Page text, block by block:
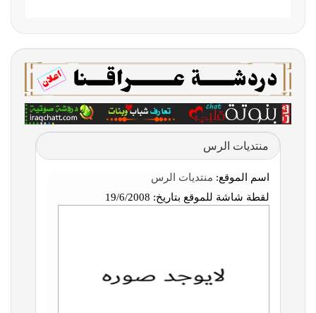
منتديات الرس
اسم الموقع: منتديات الرس
لقطة شاشة للموقع بتاريخ: